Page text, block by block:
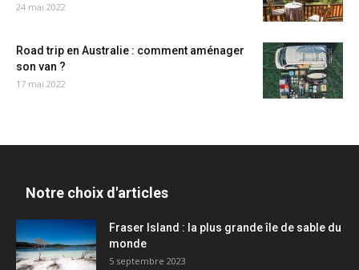
24 mai 2022
Road trip en Australie : comment aménager
son van ?
17 mai 2022
Notre choix d'articles
Fraser Island : la plus grande île de sable du
monde
5 septembre 2023